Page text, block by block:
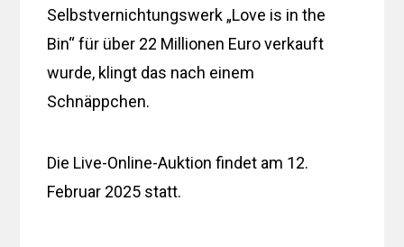
Selbstvernichtungswerk „Love is in the
Bin“ für über 22 Millionen Euro verkauft
wurde, klingt das nach einem
Schnäppchen.
Die Live-Online-Auktion findet am 12.
Februar 2025 statt.